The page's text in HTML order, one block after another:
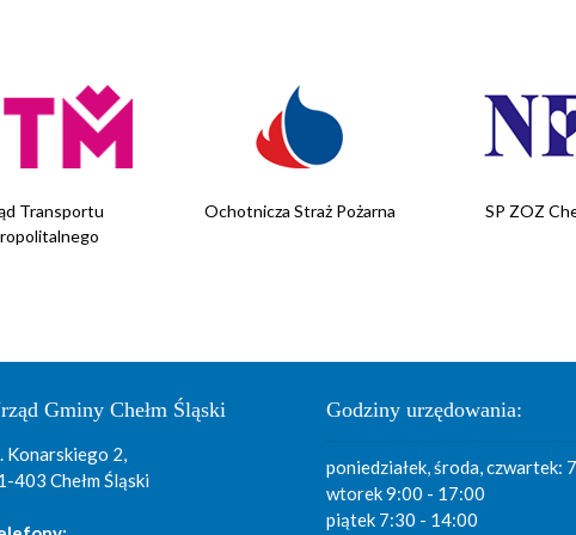
Straż Pożarna SP ZOZ Chełm Śląski Gminna
Gminy Chełm Śląski
Konarskiego 2,
403 Chełm Śląski
Godziny urzędowania:
poniedziałek, środa, czwartek:
wtorek 9:00 - 17:00
piątek 7:30 - 14:00